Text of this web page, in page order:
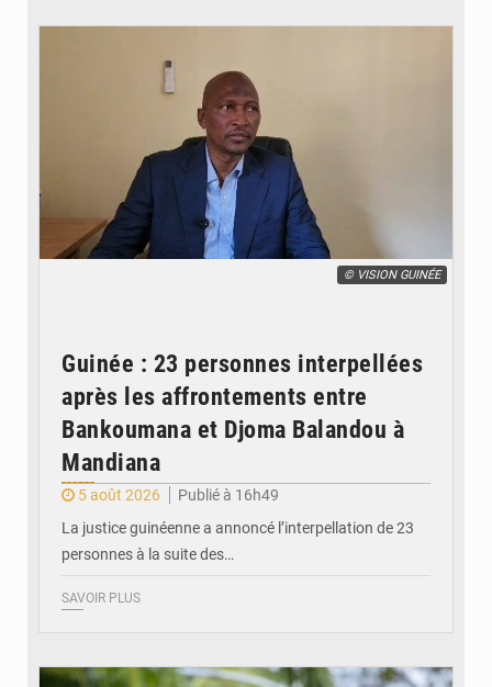
© VISION GUINÉE
Guinée : 23 personnes interpellées
après les affrontements entre
Bankoumana et Djoma Balandou à
Mandiana
5 août 2026
Publié à 16h49
La justice guinéenne a annoncé l’interpellation de 23
personnes à la suite des…
SAVOIR PLUS